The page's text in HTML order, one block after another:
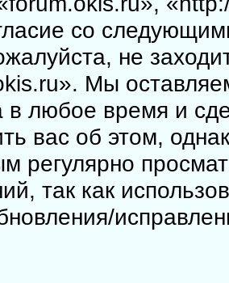
со
не
Мы
в любое время и
вас об этом,
регулярно
так как